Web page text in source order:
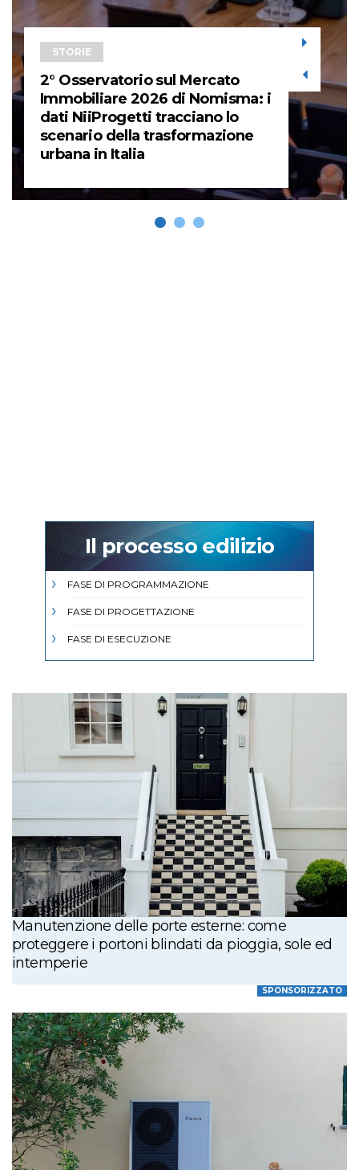
STORIE
2° Osservatorio sul Mercato
Immobiliare 2026 di Nomisma: i
dati NiiProgetti tracciano lo
scenario della trasformazione
urbana in Italia
Il processo edilizio
FASE DI PROGRAMMAZIONE
FASE DI PROGETTAZIONE
FASE DI ESECUZIONE
Manutenzione delle porte esterne: come
proteggere i portoni blindati da pioggia, sole ed
intemperie
SPONSORIZZATO